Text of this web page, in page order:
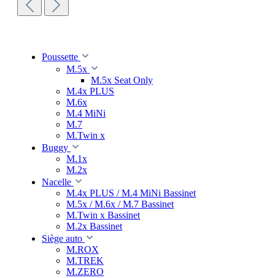
Poussette
M.5x
M.5x Seat Only
M.4x PLUS
M.6x
M.4 MiNi
M.7
M.Twin x
Buggy
M.1x
M.2x
Nacelle
M.4x PLUS / M.4 MiNi Bassinet
M.5x / M.6x / M.7 Bassinet
M.Twin x Bassinet
M.2x Bassinet
Siège auto
M.ROX
M.TREK
M.ZERO